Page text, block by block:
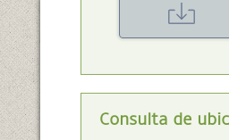
Consulta de